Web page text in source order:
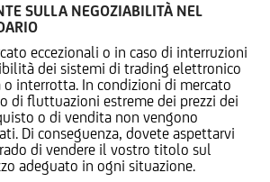
SULLA NEGOZIABILITÀ NEL
eccezionali o in caso di interruzioni
dei sistemi di trading elettronico
interrotta. In condizioni di mercato
di fluttuazioni estreme dei prezzi dei
o di vendita non vengono
Di conseguenza, dovete aspettarvi
di vendere il vostro titolo sul
adeguato in ogni situazione.